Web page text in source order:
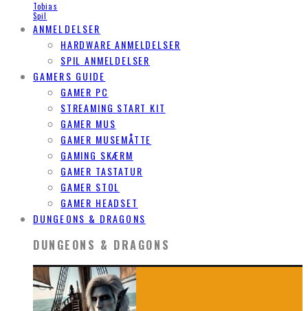
Tobias
Spil
ANMELDELSER
HARDWARE ANMELDELSER
SPIL ANMELDELSER
GAMERS GUIDE
GAMER PC
STREAMING START KIT
GAMER MUS
GAMER MUSEMÅTTE
GAMING SKÆRM
GAMER TASTATUR
GAMER STOL
GAMER HEADSET
DUNGEONS & DRAGONS
DUNGEONS & DRAGONS